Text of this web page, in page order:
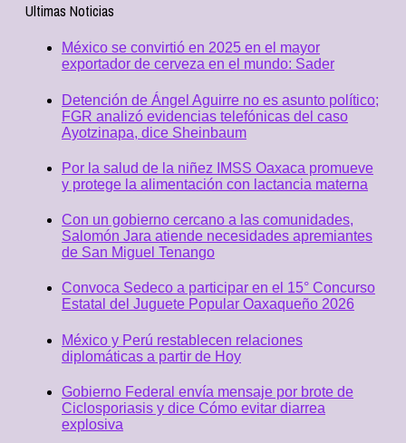
Ultimas Noticias
México se convirtió en 2025 en el mayor
exportador de cerveza en el mundo: Sader
Detención de Ángel Aguirre no es asunto político;
FGR analizó evidencias telefónicas del caso
Ayotzinapa, dice Sheinbaum
Por la salud de la niñez IMSS Oaxaca promueve
y protege la alimentación con lactancia materna
Con un gobierno cercano a las comunidades,
Salomón Jara atiende necesidades apremiantes
de San Miguel Tenango
Convoca Sedeco a participar en el 15° Concurso
Estatal del Juguete Popular Oaxaqueño 2026
México y Perú restablecen relaciones
diplomáticas a partir de Hoy
Gobierno Federal envía mensaje por brote de
Ciclosporiasis y dice Cómo evitar diarrea
explosiva